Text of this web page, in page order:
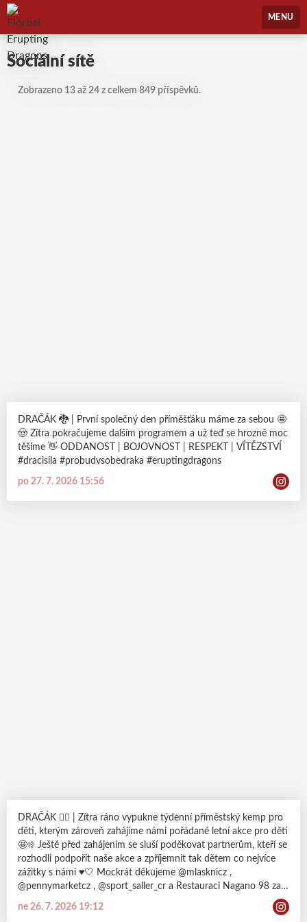
Florbal Erupting Dragons
MENU
Sociální sítě
Zobrazeno 13 až 24 z celkem 849 příspěvků.
DRAČÁK 🐉 | První společný den příměšťáku máme za sebou 🤩
🤠 Zítra pokračujeme dalším programem a už teď se hrozně moc
těšíme 👋 ODDANOST | BOJOVNOST | RESPEKT | VÍTĚZSTVÍ
#dracisila #probudvsobedraka #eruptingdragons
po 27. 7. 2026 15:56
DRAČÁK 🤹‍♂️ | Zítra ráno vypukne týdenní příměstský kemp pro
děti, kterým zároveň zahájíme námi pořádané letní akce pro děti
🤩☀️ Ještě před zahájením se sluší poděkovat partnerům, kteří se
rozhodli podpořit naše akce a zpříjemnit tak dětem co nejvíce
zážitky s námi ♥️🤍 Mockrát děkujeme @mlasknicz ,
@pennymarketcz , @sport_saller_cr a Restauraci Nagano 98 za
vaši podporu 🤝 velmi si ji vážíme 🐉 ODDANOST |
ne 26. 7. 2026 19:12